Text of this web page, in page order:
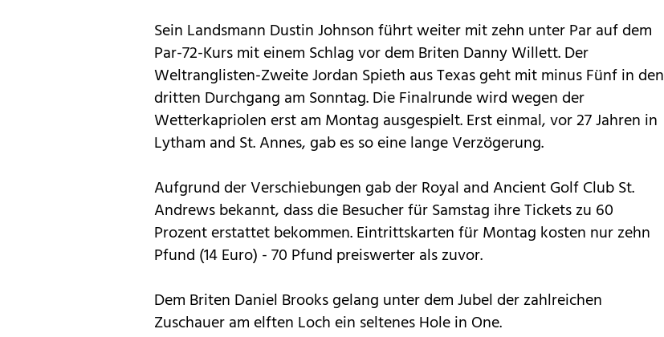
Sein Landsmann Dustin Johnson führt weiter mit zehn unter Par auf dem
Par-72-Kurs mit einem Schlag vor dem Briten Danny Willett. Der
Weltranglisten-Zweite Jordan Spieth aus Texas geht mit minus Fünf in den
dritten Durchgang am Sonntag. Die Finalrunde wird wegen der
Wetterkapriolen erst am Montag ausgespielt. Erst einmal, vor 27 Jahren in
Lytham and St. Annes, gab es so eine lange Verzögerung.
Aufgrund der Verschiebungen gab der Royal and Ancient Golf Club St.
Andrews bekannt, dass die Besucher für Samstag ihre Tickets zu 60
Prozent erstattet bekommen. Eintrittskarten für Montag kosten nur zehn
Pfund (14 Euro) - 70 Pfund preiswerter als zuvor.
Dem Briten Daniel Brooks gelang unter dem Jubel der zahlreichen
Zuschauer am elften Loch ein seltenes Hole in One.